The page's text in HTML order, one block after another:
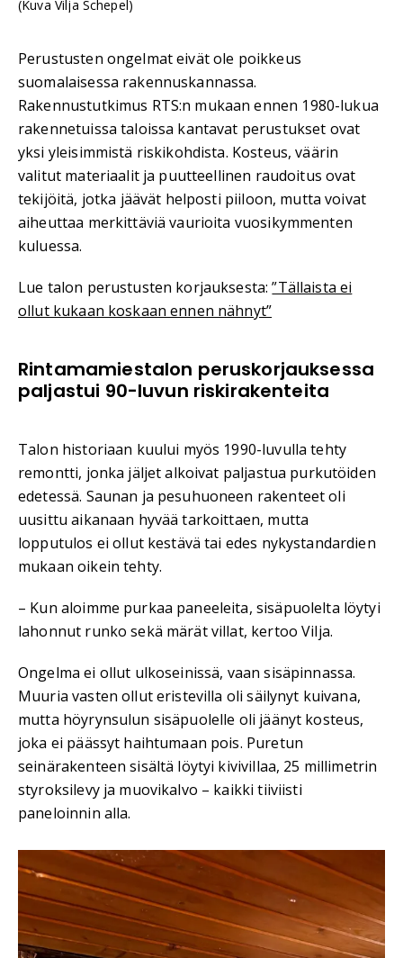
(Kuva Vilja Schepel)
Perustusten ongelmat eivät ole poikkeus
suomalaisessa rakennuskannassa.
Rakennustutkimus RTS:n mukaan ennen 1980-lukua
rakennetuissa taloissa kantavat perustukset ovat
yksi yleisimmistä riskikohdista. Kosteus, väärin
valitut materiaalit ja puutteellinen raudoitus ovat
tekijöitä, jotka jäävät helposti piiloon, mutta voivat
aiheuttaa merkittäviä vaurioita vuosikymmenten
kuluessa.
Lue talon perustusten korjauksesta:”Tällaista ei
ollut kukaan koskaan ennen nähnyt”
Rintamamiestalon peruskorjauksessa
paljastui 90-luvun riskirakenteita
Talon historiaan kuului myös 1990-luvulla tehty
remontti, jonka jäljet alkoivat paljastua purkutöiden
edetessä. Saunan ja pesuhuoneen rakenteet oli
uusittu aikanaan hyvää tarkoittaen, mutta
lopputulos ei ollut kestävä tai edes nykystandardien
mukaan oikein tehty.
– Kun aloimme purkaa paneeleita, sisäpuolelta löytyi
lahonnut runko sekä märät villat, kertoo Vilja.
Ongelma ei ollut ulkoseinissä, vaan sisäpinnassa.
Muuria vasten ollut eristevilla oli säilynyt kuivana,
mutta höyrynsulun sisäpuolelle oli jäänyt kosteus,
joka ei päässyt haihtumaan pois. Puretun
seinärakenteen sisältä löytyi kivivillaa, 25 millimetrin
styroksilevy ja muovikalvo – kaikki tiiviisti
paneloinnin alla.